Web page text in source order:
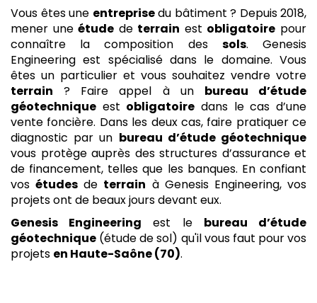
Vous êtes une entreprisedu bâtiment ? Depuis 2018,
mener uneétude de terrain est obligatoire pour
connaître la composition des sols. Genesis
Engineering est spécialisé dans le domaine. Vous
êtes un particulier et vous souhaitez vendre votre
terrain ? Faire appel à un bureau d’étude
géotechnique est obligatoire dans le cas d’une
vente foncière. Dans les deux cas, faire pratiquer ce
diagnostic par un bureau d’étude géotechnique
vous protège auprès des structures d’assurance et
de financement, telles que les banques. En confiant
vosétudes de terrain à Genesis Engineering, vos
projets ont de beaux jours devant eux.
Genesis Engineering est le bureau d’étude
géotechnique (étude de sol) qu'il vous faut pour vos
projets en Haute-Saône (70).